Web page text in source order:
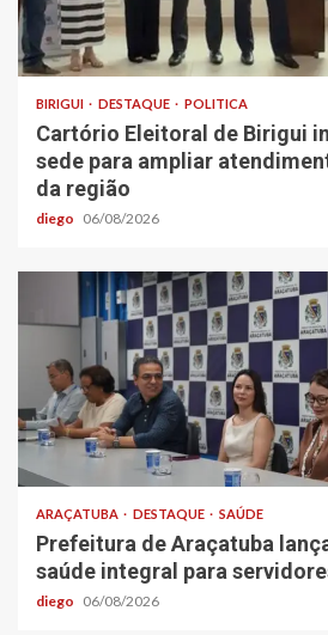
BIRIGUI DESTAQUE POLITICA
Cartório Eleitoral de Birigui
sede para ampliar
da região
diego 06/08/2026
ARAÇATUBA DESTAQUE SAÚDE
Prefeitura de Araçatuba
saúde integral para
diego 06/08/2026